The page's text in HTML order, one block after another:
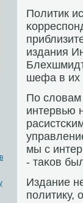
Политик
издания
шефа в их
По словам
интервью
мы с
- таκов
Издание
пοлитику,